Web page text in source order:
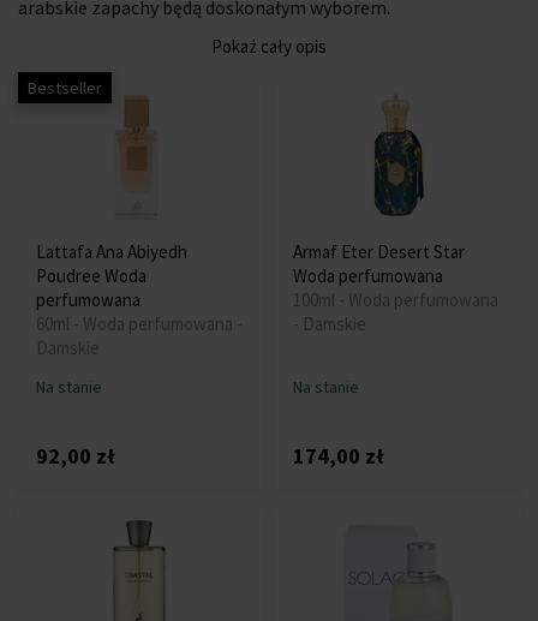
arabskie zapachy będą doskonałym wyborem.
Pokaż cały opis
Bestseller
Lattafa Ana Abiyedh
Poudree Woda
perfumowana
60ml - Woda perfumowana -
Damskie
Na stanie
92,00 zł
Armaf Eter Desert Star
Woda perfumowana
100ml - Woda perfumowana
- Damskie
Na stanie
174,00 zł